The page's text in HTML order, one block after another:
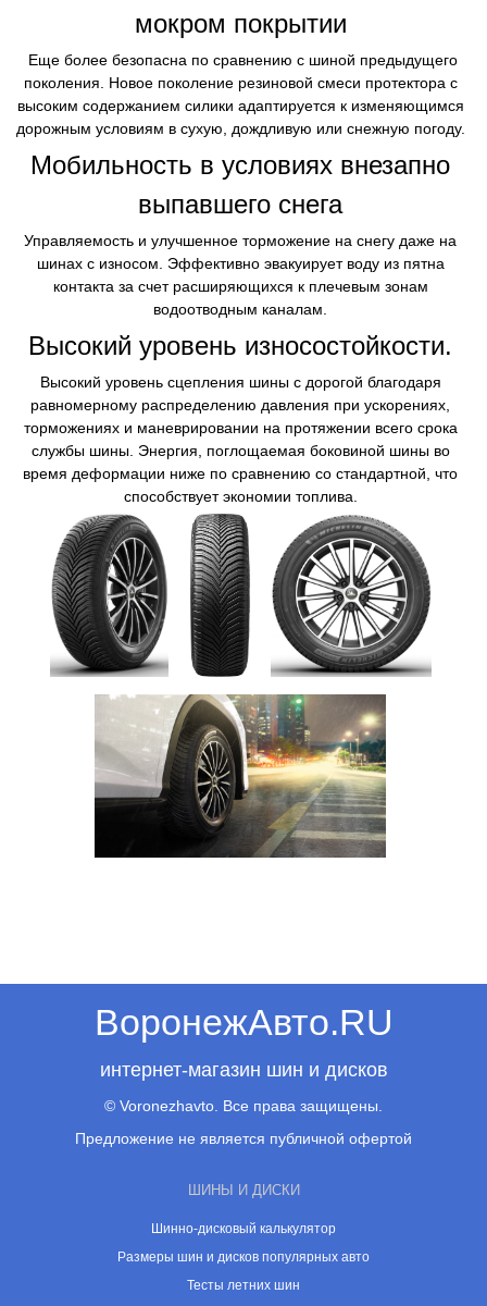
мокром покрытии
Еще более безопасна по сравнению с шиной предыдущего
поколения. Новое поколение резиновой смеси протектора с
высоким содержанием силики адаптируется к изменяющимся
дорожным условиям в сухую, дождливую или снежную погоду​.
Мобильность в условиях внезапно
выпавшего снега
​ Управляемость и улучшенное торможение на снегу даже на
шинах с износом. Эффективно эвакуирует воду из пятна
контакта за счет расширяющихся к плечевым зонам
водоотводным каналам​.
Высокий уровень износостойкости.
​ Высокий уровень сцепления шины с дорогой благодаря
равномерному распределению давления при ускорениях,
торможениях и маневрировании на протяжении всего срока
службы шины.​ Энергия, поглощаемая боковиной шины во
время деформации ниже по сравнению со стандартной, что
способствует экономии топлива​.
ВоронежАвто.RU
интернет-магазин шин и дисков
© Voronezhavto. Все права защищены.
Предложение не является публичной офертой
ШИНЫ И ДИСКИ
Шинно-дисковый калькулятор
Размеры шин и дисков популярных авто
Тесты летних шин